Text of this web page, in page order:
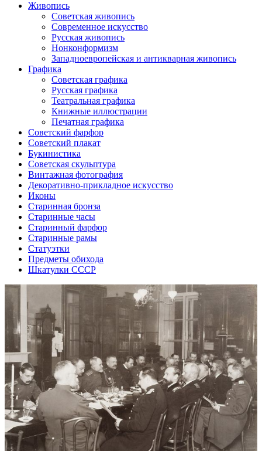
Живопись
Советская живопись
Современное искусство
Русская живопись
Нонконформизм
Западноевропейская и антикварная живопись
Графика
Советская графика
Русская графика
Театральная графика
Книжные иллюстрации
Печатная графика
Советский фарфор
Советский плакат
Букинистика
Советская скульптура
Винтажная фотография
Декоративно-прикладное искусство
Иконы
Старинная бронза
Старинные часы
Старинный фарфор
Старинные рамы
Статуэтки
Предметы обихода
Шкатулки СССР